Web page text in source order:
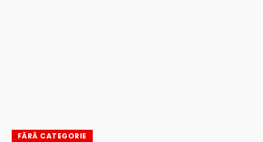
FĂRĂ CATEGORIE